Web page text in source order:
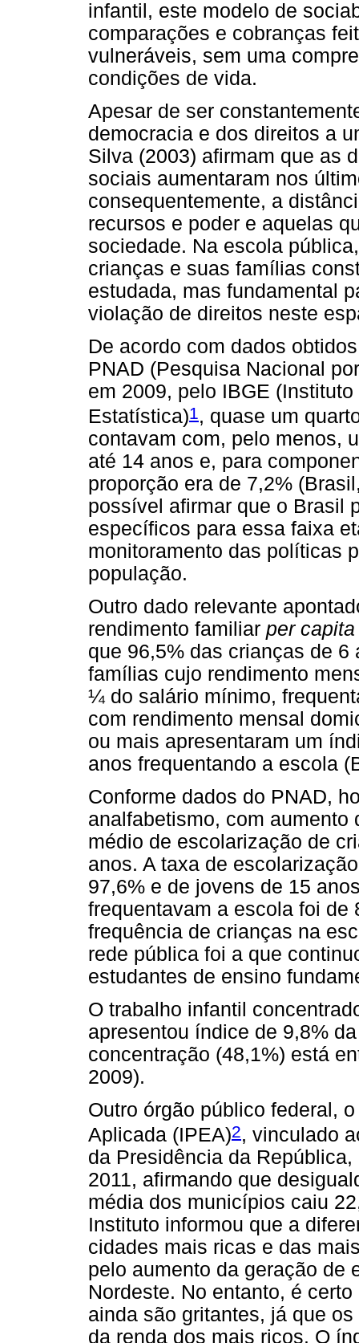
infantil, este modelo de
comparações e cobranças
vulneráveis, sem uma
condições de vida.
Apesar de ser
democracia e dos direitos a
Silva (2003) afirmam que as
sociais aumentaram nos
consequentemente, a
recursos e poder e aquelas
sociedade. Na escola
crianças e suas famílias
estudada, mas fundamental
violação de direitos neste
De acordo com dados
PNAD (Pesquisa Nacional
em 2009, pelo IBGE
Estatística)1 , quase um
contavam com, pelo menos,
até 14 anos e, para
proporção era de 7,2%
possível afirmar que o Brasil
específicos para essa faixa
monitoramento das políticas
população.
Outro dado relevante
rendimento familiar per
que 96,5% das crianças de
famílias cujo rendimento
¼ do salário mínimo,
com rendimento mensal
ou mais apresentaram um
anos frequentando a escola
Conforme dados do PNAD,
analfabetismo, com aumento
médio de escolarização de
anos. A taxa de
97,6% e de jovens de 15
frequentavam a escola foi de
frequência de crianças na
rede pública foi a que
estudantes de ensino
O trabalho infantil
apresentou índice de 9,8%
concentração (48,1%) está
2009).
Outro órgão público federal,
Aplicada (IPEA)2, vinculado
da Presidência da
2011, afirmando que
média dos municípios caiu
Instituto informou que a
cidades mais ricas e das
pelo aumento da geração de
Nordeste. No entanto, é
ainda são gritantes, já que
da renda dos mais ricos. O